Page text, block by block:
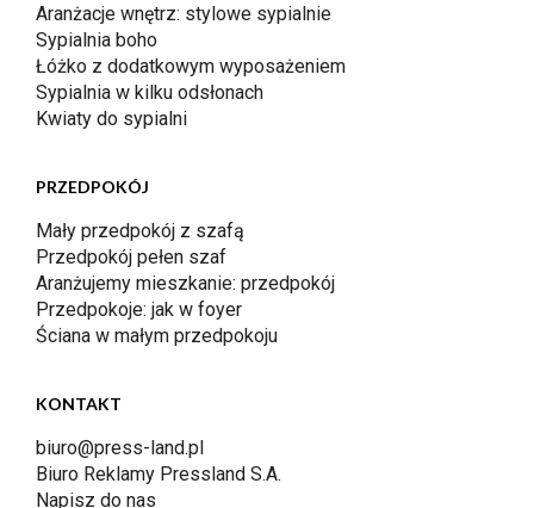
Aranżacje wnętrz: stylowe sypialnie
Sypialnia boho
Łóżko z dodatkowym wyposażeniem
Sypialnia w kilku odsłonach
Kwiaty do sypialni
PRZEDPOKÓJ
Mały przedpokój z szafą
Przedpokój pełen szaf
Aranżujemy mieszkanie: przedpokój
Przedpokoje: jak w foyer
Ściana w małym przedpokoju
KONTAKT
biuro@press-land.pl
Biuro Reklamy Pressland S.A.
Napisz do nas